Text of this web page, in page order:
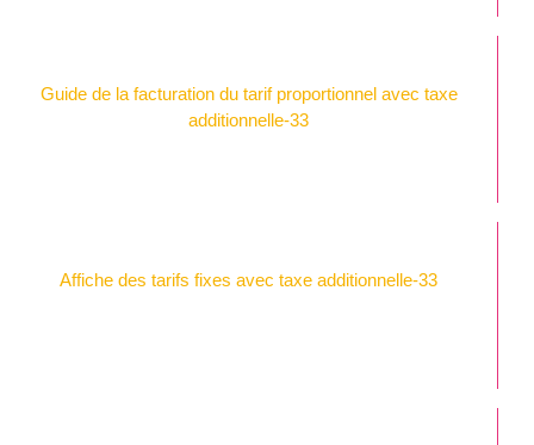
Guide de la facturation du tarif proportionnel avec taxe
additionnelle-33
Affiche des tarifs fixes avec taxe additionnelle-33